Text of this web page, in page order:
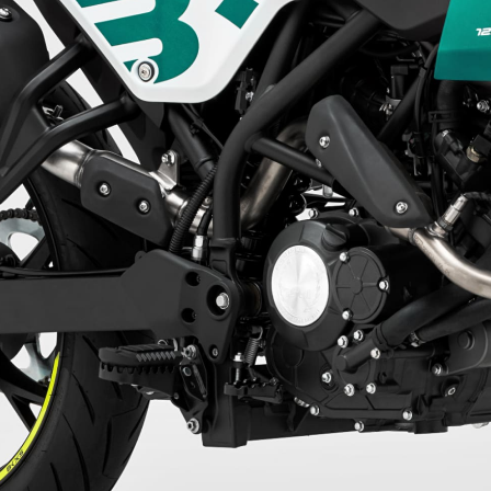
Benelli recomienda
La BKX 125 Sestá
joven y dinámico de la
fuerte personalidad,
mundo de la moto y
desplazamientos
Diseñada por el
compacta y agresiva.
cumpliendo con los
eficiente y con una
Cuenta con un
radial, iluminación Full
y